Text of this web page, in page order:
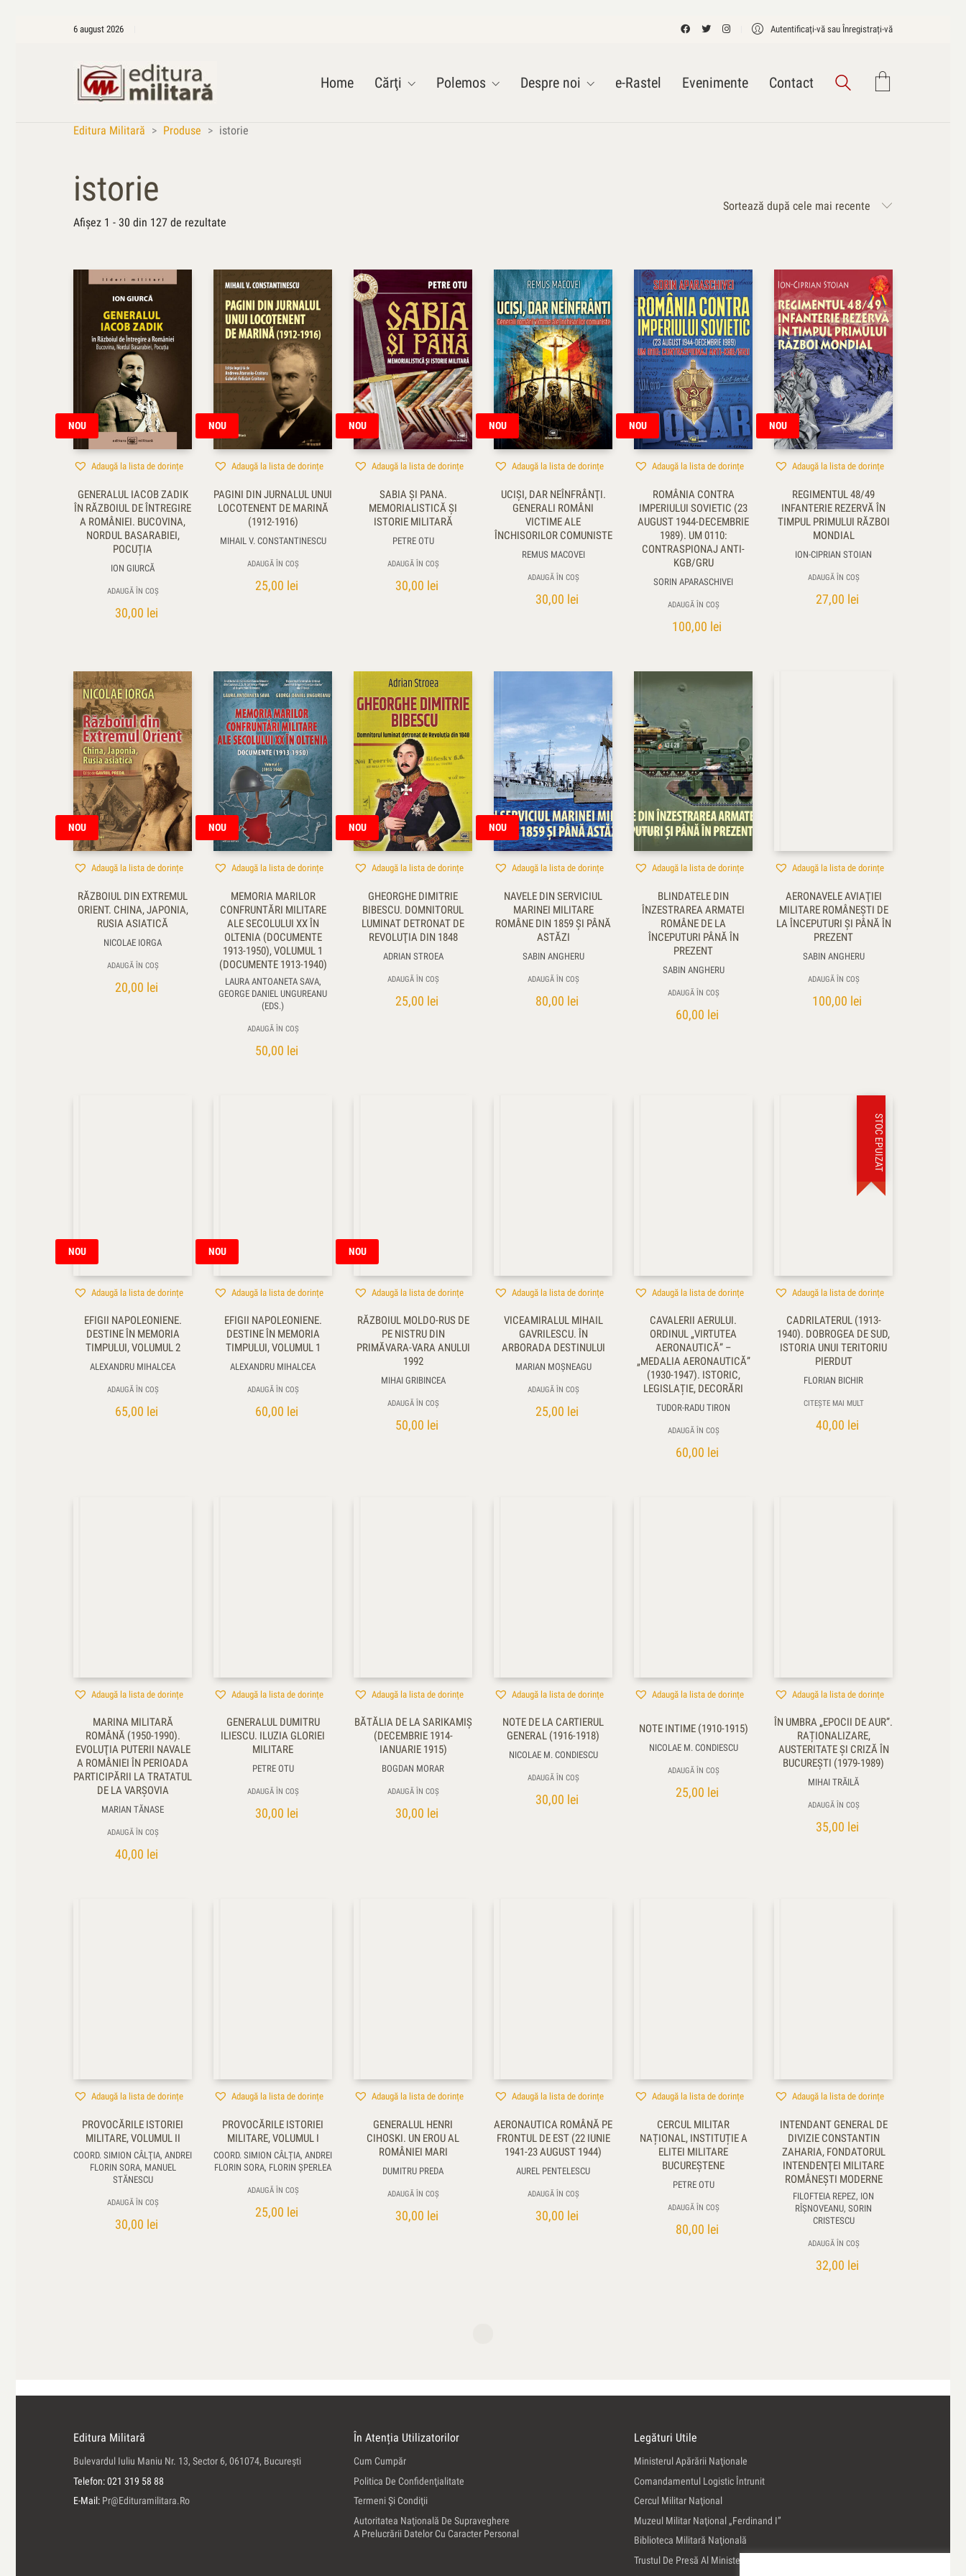
6 august 2026 Autentificați-vă sau Înregistrați-vă
Home Cărţi Polemos Despre noi e-Rastel Evenimente Contact
Editura Militară > Produse > istorie
istorie
Afișez 1 - 30 din 127 de rezultate
mai
recente
Sortează după cele mai recente
NOU
Adaugă la lista de dorințe
GENERALUL IACOB ZADIK
ÎN RĂZBOIUL DE ÎNTREGIRE
A ROMÂNIEI. BUCOVINA,
NORDUL BASARABIEI,
POCUȚIA
ION GIURCĂ
ADAUGĂ ÎN COȘ
30,00 lei
NOU
Adaugă la lista de dorințe
PAGINI DIN JURNALUL UNUI
LOCOTENENT DE MARINĂ
(1912-1916)
MIHAIL V. CONSTANTINESCU
ADAUGĂ ÎN COȘ
25,00 lei
NOU
Adaugă la lista de dorințe
SABIA ŞI PANA.
MEMORIALISTICĂ ŞI
ISTORIE MILITARĂ
PETRE OTU
ADAUGĂ ÎN COȘ
30,00 lei
NOU
Adaugă la lista de dorințe
UCIŞI, DAR NEÎNFRÂNŢI.
GENERALI ROMÂNI
VICTIME ALE
ÎNCHISORILOR COMUNISTE
REMUS MACOVEI
ADAUGĂ ÎN COȘ
30,00 lei
NOU
Adaugă la lista de dorințe
ROMÂNIA CONTRA
IMPERIULUI SOVIETIC (23
AUGUST 1944-DECEMBRIE
1989). UM 0110:
CONTRASPIONAJ ANTI-
KGB/GRU
SORIN APARASCHIVEI
ADAUGĂ ÎN COȘ
100,00 lei
NOU
Adaugă la lista de dorințe
REGIMENTUL 48/49
INFANTERIE REZERVĂ ÎN
TIMPUL PRIMULUI RĂZBOI
MONDIAL
ION-CIPRIAN STOIAN
ADAUGĂ ÎN COȘ
27,00 lei
NOU
Adaugă la lista de dorințe
RĂZBOIUL DIN EXTREMUL
ORIENT. CHINA, JAPONIA,
RUSIA ASIATICĂ
NICOLAE IORGA
ADAUGĂ ÎN COȘ
20,00 lei
NOU
Adaugă la lista de dorințe
MEMORIA MARILOR
CONFRUNTĂRI MILITARE
ALE SECOLULUI XX ÎN
OLTENIA (DOCUMENTE
1913-1950), VOLUMUL 1
(DOCUMENTE 1913-1940)
LAURA ANTOANETA SAVA,
GEORGE DANIEL UNGUREANU
(EDS.)
ADAUGĂ ÎN COȘ
50,00 lei
NOU
Adaugă la lista de dorințe
GHEORGHE DIMITRIE
BIBESCU. DOMNITORUL
LUMINAT DETRONAT DE
REVOLUŢIA DIN 1848
ADRIAN STROEA
ADAUGĂ ÎN COȘ
25,00 lei
NOU
Adaugă la lista de dorințe
NAVELE DIN SERVICIUL
MARINEI MILITARE
ROMÂNE DIN 1859 ŞI PÂNĂ
ASTĂZI
SABIN ANGHERU
ADAUGĂ ÎN COȘ
80,00 lei
Adaugă la lista de dorințe
BLINDATELE DIN
ÎNZESTRAREA ARMATEI
ROMÂNE DE LA
ÎNCEPUTURI PÂNĂ ÎN
PREZENT
SABIN ANGHERU
ADAUGĂ ÎN COȘ
60,00 lei
Adaugă la lista de dorințe
AERONAVELE AVIAŢIEI
MILITARE ROMÂNEŞTI DE
LA ÎNCEPUTURI ŞI PÂNĂ ÎN
PREZENT
SABIN ANGHERU
ADAUGĂ ÎN COȘ
100,00 lei
NOU
Adaugă la lista de dorințe
EFIGII NAPOLEONIENE.
DESTINE ÎN MEMORIA
TIMPULUI, VOLUMUL 2
ALEXANDRU MIHALCEA
ADAUGĂ ÎN COȘ
65,00 lei
NOU
Adaugă la lista de dorințe
EFIGII NAPOLEONIENE.
DESTINE ÎN MEMORIA
TIMPULUI, VOLUMUL 1
ALEXANDRU MIHALCEA
ADAUGĂ ÎN COȘ
60,00 lei
NOU
Adaugă la lista de dorințe
RĂZBOIUL MOLDO-RUS DE
PE NISTRU DIN
PRIMĂVARA-VARA ANULUI
1992
MIHAI GRIBINCEA
ADAUGĂ ÎN COȘ
50,00 lei
Adaugă la lista de dorințe
VICEAMIRALUL MIHAIL
GAVRILESCU. ÎN
ARBORADA DESTINULUI
MARIAN MOŞNEAGU
ADAUGĂ ÎN COȘ
25,00 lei
Adaugă la lista de dorințe
CAVALERII AERULUI.
ORDINUL „VIRTUTEA
AERONAUTICĂ” –
„MEDALIA AERONAUTICĂ”
(1930-1947). ISTORIC,
LEGISLAȚIE, DECORĂRI
TUDOR-RADU TIRON
ADAUGĂ ÎN COȘ
60,00 lei
STOC EPUIZAT
Adaugă la lista de dorințe
CADRILATERUL (1913-
1940). DOBROGEA DE SUD,
ISTORIA UNUI TERITORIU
PIERDUT
FLORIAN BICHIR
CITEȘTE MAI MULT
40,00 lei
Adaugă la lista de dorințe
MARINA MILITARĂ
ROMÂNĂ (1950-1990).
EVOLUŢIA PUTERII NAVALE
A ROMÂNIEI ÎN PERIOADA
PARTICIPĂRII LA TRATATUL
DE LA VARŞOVIA
MARIAN TĂNASE
ADAUGĂ ÎN COȘ
40,00 lei
Adaugă la lista de dorințe
GENERALUL DUMITRU
ILIESCU. ILUZIA GLORIEI
MILITARE
PETRE OTU
ADAUGĂ ÎN COȘ
30,00 lei
Adaugă la lista de dorințe
BĂTĂLIA DE LA SARIKAMIŞ
(DECEMBRIE 1914-
IANUARIE 1915)
BOGDAN MORAR
ADAUGĂ ÎN COȘ
30,00 lei
Adaugă la lista de dorințe
NOTE DE LA CARTIERUL
GENERAL (1916-1918)
NICOLAE M. CONDIESCU
ADAUGĂ ÎN COȘ
30,00 lei
Adaugă la lista de dorințe
NOTE INTIME (1910-1915)
NICOLAE M. CONDIESCU
ADAUGĂ ÎN COȘ
25,00 lei
Adaugă la lista de dorințe
ÎN UMBRA „EPOCII DE AUR”.
RAȚIONALIZARE,
AUSTERITATE ŞI CRIZĂ ÎN
BUCUREŞTI (1979-1989)
MIHAI TRĂILĂ
ADAUGĂ ÎN COȘ
35,00 lei
Adaugă la lista de dorințe
PROVOCĂRILE ISTORIEI
MILITARE, VOLUMUL II
COORD. SIMION CÂLŢIA, ANDREI
FLORIN SORA, MANUEL
STĂNESCU
ADAUGĂ ÎN COȘ
30,00 lei
Adaugă la lista de dorințe
PROVOCĂRILE ISTORIEI
MILITARE, VOLUMUL I
COORD. SIMION CÂLȚIA, ANDREI
FLORIN SORA, FLORIN ŞPERLEA
ADAUGĂ ÎN COȘ
25,00 lei
Adaugă la lista de dorințe
GENERALUL HENRI
CIHOSKI. UN EROU AL
ROMÂNIEI MARI
DUMITRU PREDA
ADAUGĂ ÎN COȘ
30,00 lei
Adaugă la lista de dorințe
AERONAUTICA ROMÂNĂ PE
FRONTUL DE EST (22 IUNIE
1941-23 AUGUST 1944)
AUREL PENTELESCU
ADAUGĂ ÎN COȘ
30,00 lei
Adaugă la lista de dorințe
CERCUL MILITAR
NAȚIONAL, INSTITUȚIE A
ELITEI MILITARE
BUCUREȘTENE
PETRE OTU
ADAUGĂ ÎN COȘ
80,00 lei
Adaugă la lista de dorințe
INTENDANT GENERAL DE
DIVIZIE CONSTANTIN
ZAHARIA, FONDATORUL
INTENDENŢEI MILITARE
ROMÂNEŞTI MODERNE
FILOFTEIA REPEZ, ION
RÎŞNOVEANU, SORIN
CRISTESCU
ADAUGĂ ÎN COȘ
32,00 lei
Editura Militară
Bulevardul Iuliu Maniu Nr. 13, Sector 6, 061074, Bucureşti
Telefon: 021 319 58 88
E-Mail: Pr@edituramilitara.ro
În Atenția Utilizatorilor
Cum Cumpăr
Politica De Confidenţialitate
Termeni Şi Condiţii
Autoritatea Naţională De Supraveghere
A Prelucrării Datelor Cu Caracter Personal
Legături Utile
Ministerul Apărării Naţionale
Comandamentul Logistic Întrunit
Cercul Militar Naţional
Muzeul Militar Naţional „Ferdinand I”
Biblioteca Militară Naţională
Trustul De Presă Al Ministerului Apărării Naţionale